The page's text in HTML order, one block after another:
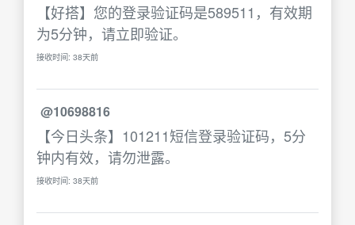
【好搭】您的登录验证码是589511，有效期
为5分钟，请立即验证。
接收时间: 38天前
@10698816
【今日头条】101211短信登录验证码，5分
钟内有效，请勿泄露。
接收时间: 38天前